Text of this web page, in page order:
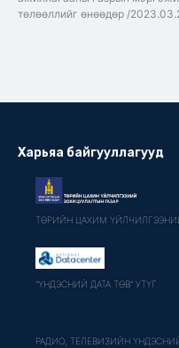
төлөөллийг өнөөдөр /
Харьяа байгууллагууд
ТӨРИЙН ЦАХИМ
"ҮНДЭСНИЙ ДАТА ТӨВ" УТҮГ
РАДИО, ТЕЛЕВИЗИЙН